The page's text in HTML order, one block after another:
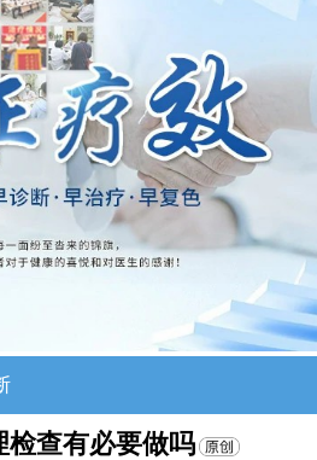
检查有必要做吗